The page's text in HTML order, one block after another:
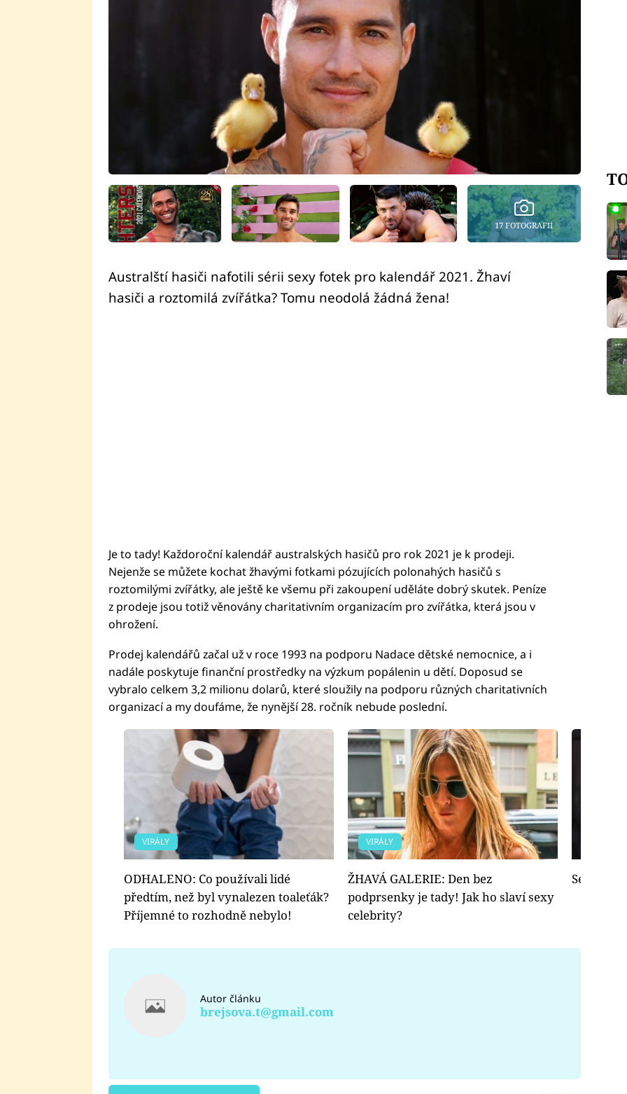
17 FOTOGRAFIÍ
Australští hasiči nafotili sérii sexy fotek pro kalendář 2021. Žhaví
hasiči a roztomilá zvířátka? Tomu neodolá žádná žena!
Je to tady! Každoroční kalendář australských hasičů pro rok 2021 je k prodeji.
Nejenže se můžete kochat žhavými fotkami pózujících polonahých hasičů s
roztomilými zvířátky, ale ještě ke všemu při zakoupení uděláte dobrý skutek. Peníze
z prodeje jsou totiž věnovány charitativním organizacím pro zvířátka, která jsou v
ohrožení.
Prodej kalendářů začal už v roce 1993 na podporu Nadace dětské nemocnice, a i
nadále poskytuje finanční prostředky na výzkum popálenin u dětí. Doposud se
vybralo celkem 3,2 milionu dolarů, které sloužily na podporu různých charitativních
organizací a my doufáme, že nynější 28. ročník nebude poslední.
VIRÁLY
ODHALENO: Co používali lidé
předtím, než byl vynalezen toaleťák?
Příjemné to rozhodně nebylo!
VIRÁLY
ŽHAVÁ GALERIE: Den bez
podprsenky je tady! Jak ho slaví sexy
celebrity?
Sexy
Autor článku
brejsova.t@gmail.com